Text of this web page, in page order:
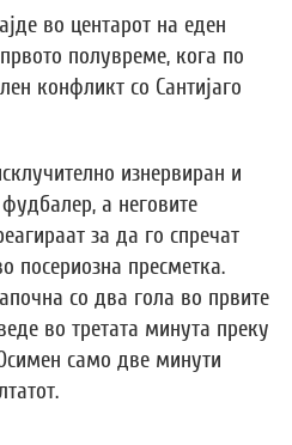
во центарот на еден
полувреме, кога по
конфликт со Сантијаго
изнервиран и
а неговите
за да го спречат
посериозна пресметка.
со два гола во првите
во третата минута преку
само две минути